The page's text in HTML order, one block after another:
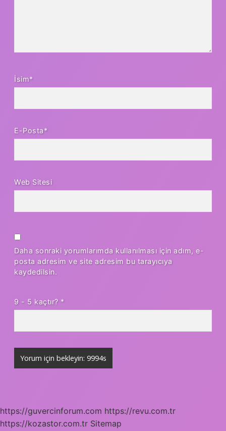
İsim*
E-Posta*
Web Sitesi
Daha sonraki yorumlarımda kullanılması için adım, e-
posta adresim ve site adresim bu tarayıcıya
kaydedilsin.
9 - 5 kaçtır? *
https://guvercinforum.com https://revu.com.tr
https://kozastor.com.tr Sitemap